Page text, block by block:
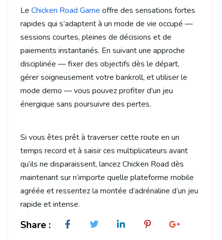
Le Chicken Road Game offre des sensations fortes
rapides qui s’adaptent à un mode de vie occupé —
sessions courtes, pleines de décisions et de
paiements instantanés. En suivant une approche
disciplinée — fixer des objectifs dès le départ,
gérer soigneusement votre bankroll, et utiliser le
mode demo — vous pouvez profiter d’un jeu
énergique sans poursuivre des pertes.
Si vous êtes prêt à traverser cette route en un
temps record et à saisir ces multiplicateurs avant
qu’ils ne disparaissent, lancez Chicken Road dès
maintenant sur n’importe quelle plateforme mobile
agréée et ressentez la montée d’adrénaline d’un jeu
rapide et intense.
Share :